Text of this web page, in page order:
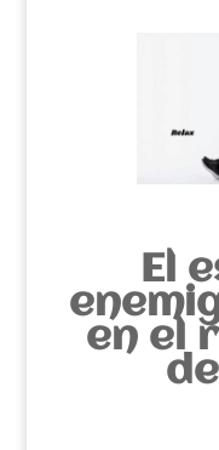
El
en el